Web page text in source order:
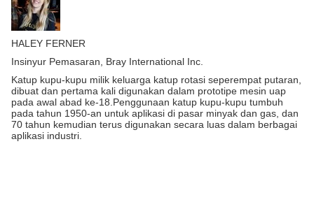
HALEY FERNER
Insinyur Pemasaran, Bray International Inc.
Katup kupu-kupu milik keluarga katup rotasi seperempat putaran,
dibuat dan pertama kali digunakan dalam prototipe mesin uap
pada awal abad ke-18.Penggunaan katup kupu-kupu tumbuh
pada tahun 1950-an untuk aplikasi di pasar minyak dan gas, dan
70 tahun kemudian terus digunakan secara luas dalam berbagai
aplikasi industri.